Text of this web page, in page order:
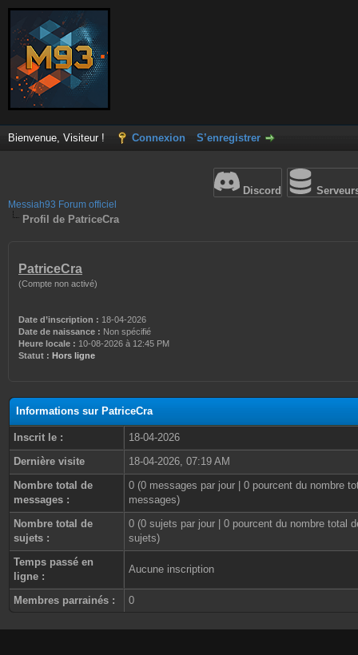
Bienvenue, Visiteur ! Connexion S’enregistrer
Discord
Messiah93 Forum officiel
Profil de PatriceCra
PatriceCra
(Compte non activé)
Date d’inscription : 18-04-2026
Date de naissance : Non spécifié
Heure locale : 10-08-2026 à 12:45 PM
Statut : Hors ligne
Informations sur PatriceCra
Inscrit le :
18-04-2026
Dernière visite
18-04-2026, 07:19 AM
Nombre total de
messages :
0 (0 messages par jour | 0 pourcent du nombre
messages)
Nombre total de
sujets :
0 (0 sujets par jour | 0 pourcent du nombre total
sujets)
Temps passé en
ligne :
Aucune inscription
Membres parrainés : 0